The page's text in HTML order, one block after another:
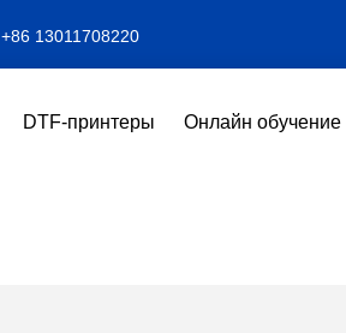
+86 13011708220
DTF-принтеры Онлайн обучение